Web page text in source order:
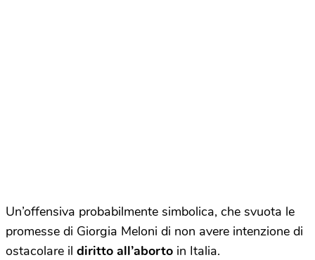
Un’offensiva probabilmente simbolica, che svuota le
promesse di Giorgia Meloni di non avere intenzione di
ostacolare il diritto all’aborto in Italia.